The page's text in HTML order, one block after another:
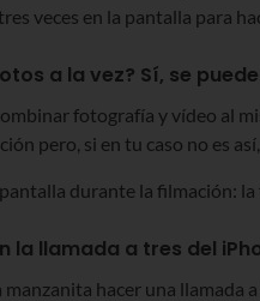
veces en la pantalla para
a la vez? Sí, se
fotografía y vídeo al
pero, si en tu caso no es así,
durante la filmación:
la llamada a tres del
hacer una llamada